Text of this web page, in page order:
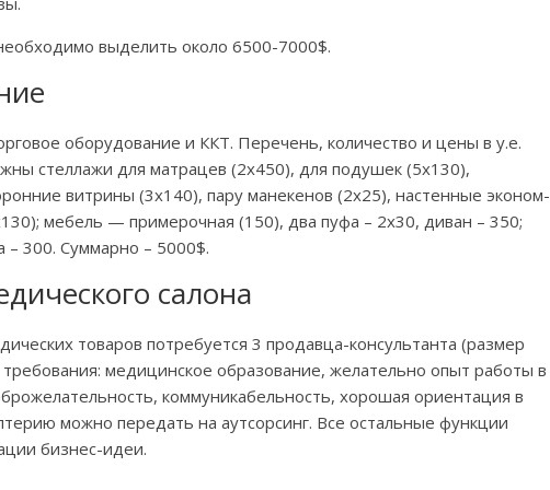
выделить около 6500-7000$.
оборудование и ККТ. Перечень, количество и цены в у.е.
стеллажи для матрацев (2х450), для подушек (5х130),
витрины (3х140), пару манекенов (2х25), настенные эконом-
мебель — примерочная (150), два пуфа – 2х30, диван – 350;
– 300. Суммарно – 5000$.
салона
товаров потребуется 3 продавца-консультанта (размер
медицинское образование, желательно опыт работы в
коммуникабельность, хорошая ориентация в
можно передать на аутсорсинг. Все остальные функции
бизнес-идеи.